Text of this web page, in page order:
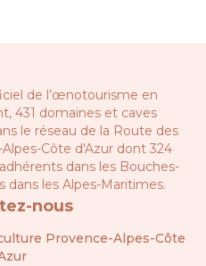
de l’œnotourisme en
431 domaines et caves
le réseau de la Route des
Côte d'Azur dont 324
dans les Bouches-
les Alpes-Maritimes.
nous
Provence-Alpes-Côte